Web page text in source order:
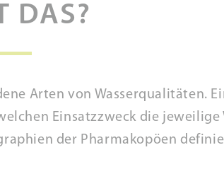
DAS?
Arten von Wasserqualitäten.
Einsatzzweck die
der Pharmakopöen